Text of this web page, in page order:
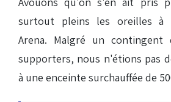
surtout pleins les oreilles à
Arena. Malgré un
supporters, nous n'étions pas
à une enceinte surchauffée de